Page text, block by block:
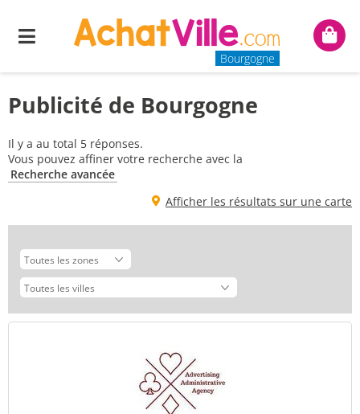
Menu
Bourgogne
Mon
Publicité de Bourgogne
Il y a au total 5 réponses.
Vous pouvez affiner votre recherche avec la
Recherche avancée
Afficher les résultats sur une carte